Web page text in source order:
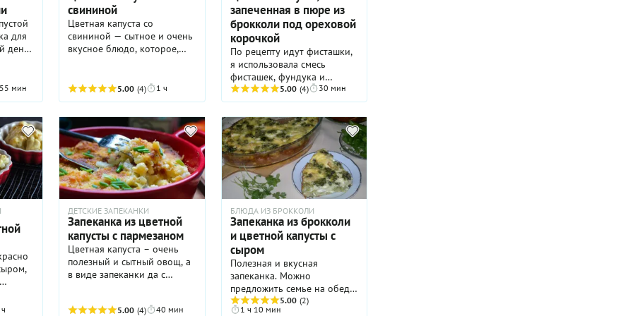
для
день.
вы не
время
55 мин
свининой
Цветная капуста со
свининой — сытное и очень
вкусное блюдо, которое,
овощу относится весьма
прохладно. Приготовление
конечно, не назовешь. Да и
активного участия хозяйки
оно тоже потребует: капусту
требуется предварительно
отварить, а мясо обжарить.
Но ваши усилия точно будут
вознаграждены! Вы
убедитесь, что сочетание
нежной цветной капусты и
сочной свинины —
невероятно гармоничное.
Ну а аппетитная сырная
корочка доводит идею
5.00 (4) 1 ч
запеченная в пюре из
брокколи под ореховой
корочкой
По рецепту идут фисташки,
я использовала смесь
фисташек, фундука и
грецкого ореха. "Шуба" из
брокколи и сливочной
заливки нежно
обволакивает соцветия
капусты...
5.00 (4) 30 мин
но
ДЕТСКИЕ ЗАПЕКАНКИ
Запеканка из цветной
капусты с пармезаном
Цветная капуста – очень
полезный и сытный овощ, а
в виде запеканки да с
французским акцентом.
5.00 (4) 40 мин
БЛЮДА ИЗ БРОККОЛИ
Запеканка из брокколи
и цветной капусты с
сыром
Полезная и вкусная
запеканка. Можно
предложить семье на обед
или ужин. 5.00 (2)
1 ч 10 мин